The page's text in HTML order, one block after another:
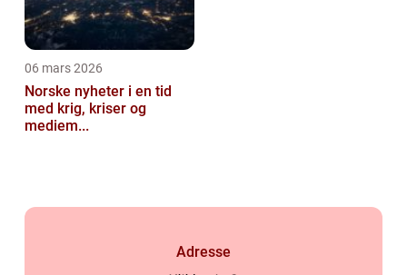
06 mars 2026
Norske nyheter i en tid
med krig, kriser og
mediem...
Adresse